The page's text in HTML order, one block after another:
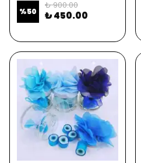
%50
₺ 900.00
₺ 450.00